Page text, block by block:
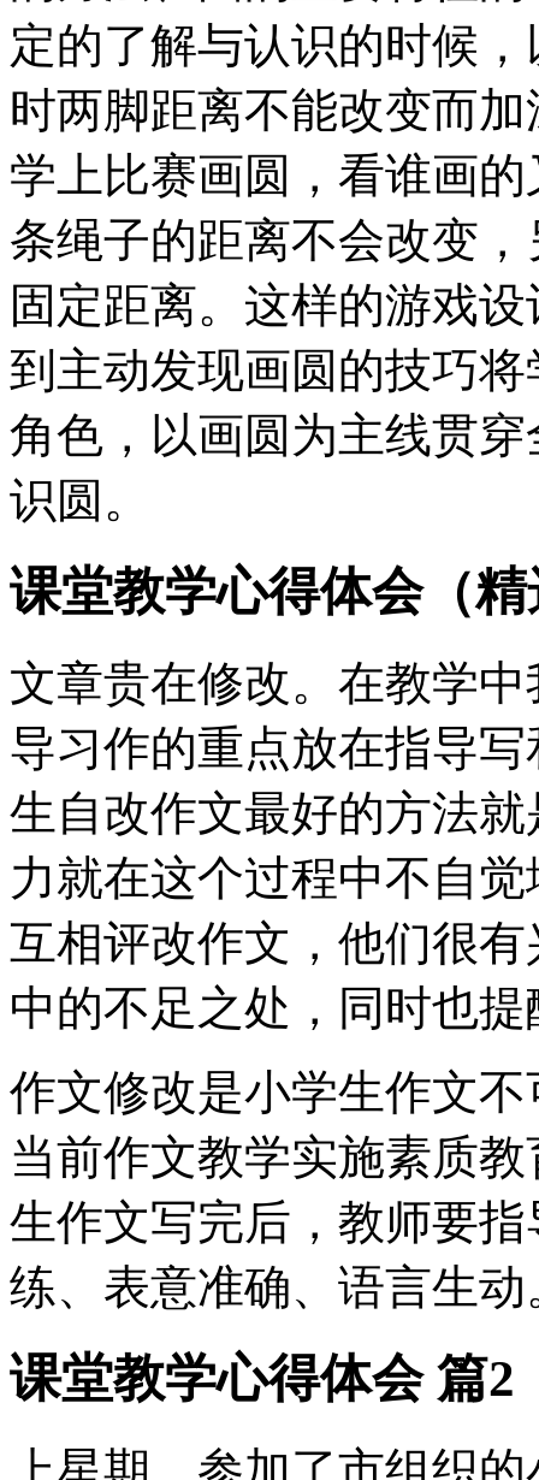
定的了解与认识的时候
时两脚距离不能改变而
学上比赛画圆，看谁画
条绳子的距离不会改变
固定距离。这样的游戏
到主动发现画圆的技巧
角色，以画圆为主线贯
识圆。
课堂教学心得体会（
文章贵在修改。在教学
导习作的重点放在指导
生自改作文最好的方法
力就在这个过程中不自
互相评改作文，他们很
中的不足之处，同时也
作文修改是小学生作文
当前作文教学实施素质
生作文写完后，教师要
练、表意准确、语言生动
课堂教学心得体会 篇2
上星期，参加了市组织